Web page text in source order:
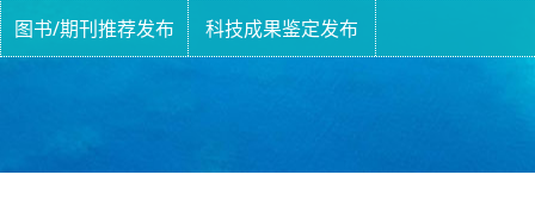
图书/期刊推荐发布 科技成果鉴定发布